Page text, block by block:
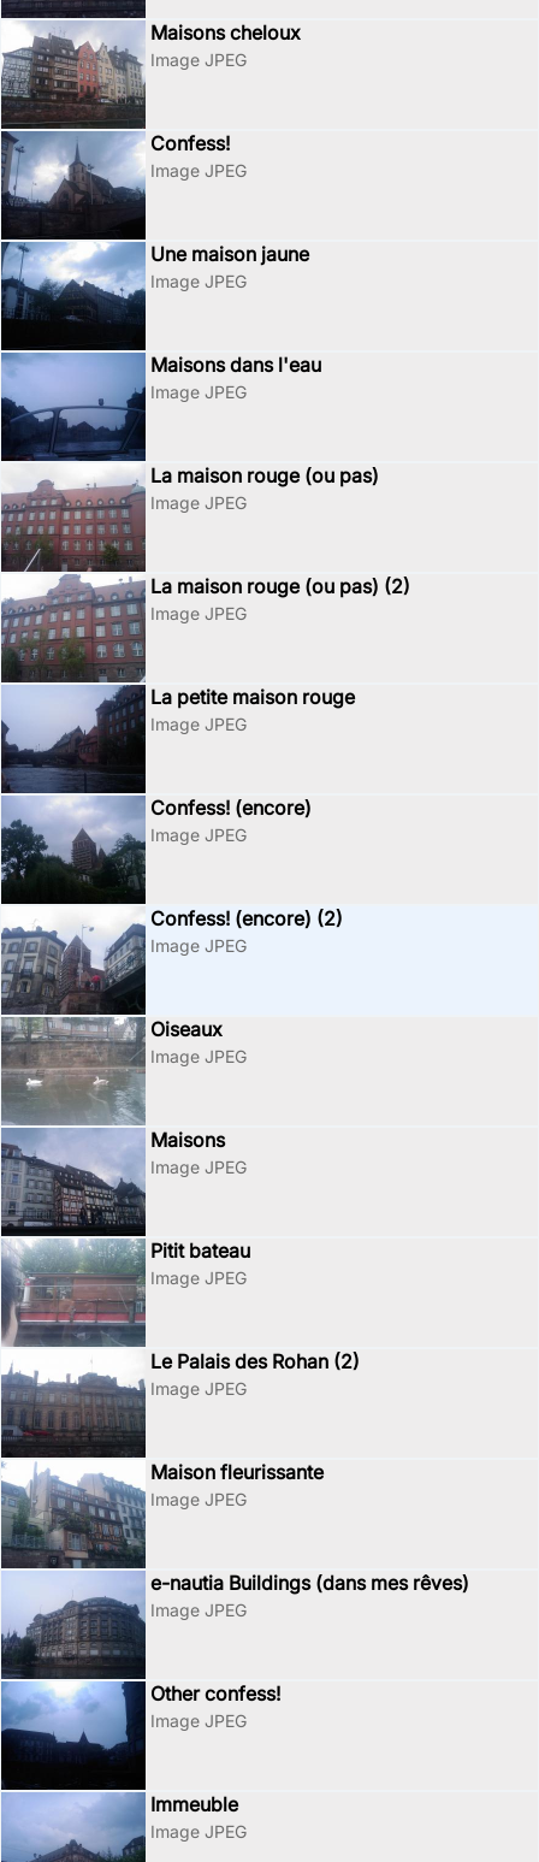
Maisons cheloux
Image JPEG
Confess!
Image JPEG
Une maison jaune
Image JPEG
Maisons dans l'eau
Image JPEG
La maison rouge (ou pas)
Image JPEG
La maison rouge (ou pas) (2)
Image JPEG
La petite maison rouge
Image JPEG
Confess! (encore)
Image JPEG
Confess! (encore) (2)
Image JPEG
Oiseaux
Image JPEG
Maisons
Image JPEG
Pitit bateau
Image JPEG
Le Palais des Rohan (2)
Image JPEG
Maison fleurissante
Image JPEG
e-nautia Buildings (dans mes rêves)
Image JPEG
Other confess!
Image JPEG
Immeuble
Image JPEG